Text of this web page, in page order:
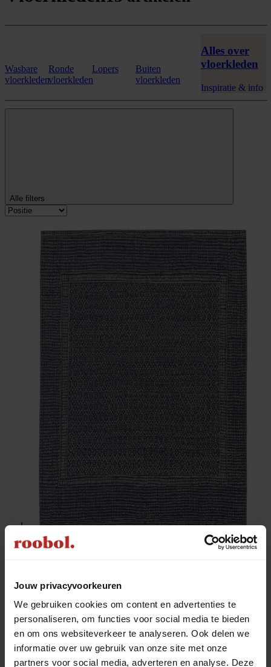
Jouw privacyvoorkeuren
We gebruiken cookies om content en advertenties te
personaliseren, om functies voor social media te bieden
en om ons websiteverkeer te analyseren. Ook delen we
informatie over uw gebruik van onze site met onze
partners voor social media, adverteren en analyse. Deze
Wasbare
vloerkleden
Ronde
vloerkleden
Lopers
Buiten
vloerkleden
Alles over
vloerkleden
Inspiratie & info
Alle filters